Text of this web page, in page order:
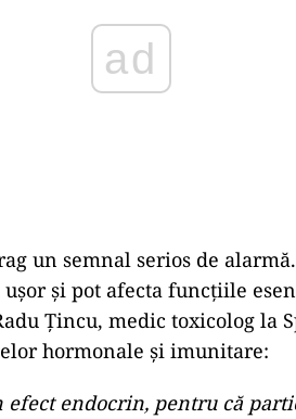
un semnal serios de alarmă.
și pot afecta funcțiile
Țincu, medic toxicolog la
hormonale și imunitare:
efect endocrin, pentru că